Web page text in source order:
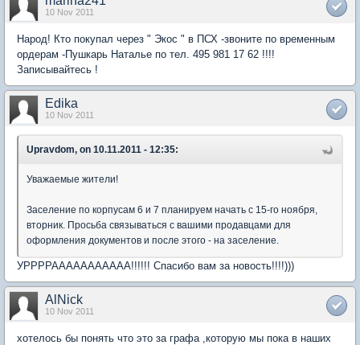
10 Nov 2011
Народ! Кто покупал через " Экос " в ПСХ -звоните по временным
ордерам -Пушкарь Наталье по тел. 495 981 17 62 !!!!
Записывайтесь !
Edika
10 Nov 2011
Upravdom, on 10.11.2011 - 12:35:
Уважаемые жители!
Заселение по корпусам 6 и 7 планируем начать с 15-го ноября,
вторник. Просьба связываться с вашими продавцами для
оформления документов и после этого - на заселение.
УРРРРААААААААААА!!!!!! Спасибо вам за новость!!!!)))
AlNick
10 Nov 2011
хотелось бы понять что это за графа ,которую мы пока в наших